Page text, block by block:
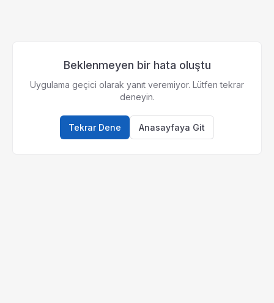
Beklenmeyen bir hata oluştu
Uygulama geçici olarak yanıt veremiyor. Lütfen tekrar
deneyin.
Tekrar Dene Anasayfaya Git